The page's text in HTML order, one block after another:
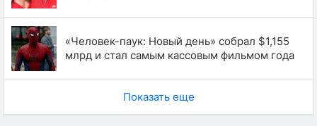
«Человек-паук: Новый день» собрал $1,155
млрд и стал самым кассовым фильмом года
Показать еще